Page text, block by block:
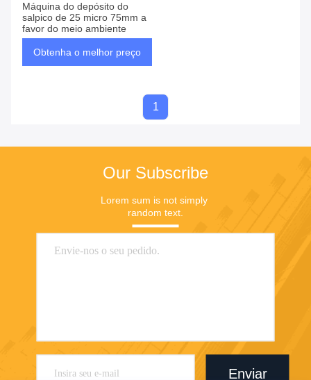
Máquina do depósito do
salpico de 25 micro 75mm a
favor do meio ambiente
Obtenha o melhor preço
1
Our Subscribe
Lorem sum is not simply
random text.
Enviar